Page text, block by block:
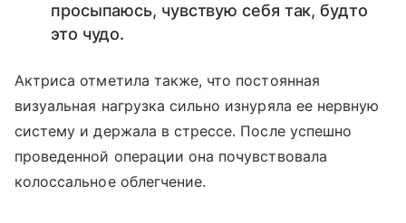
просыпаюсь, чувствую себя так, будто
это чудо.
Актриса отметила также, что постоянная
визуальная нагрузка сильно изнуряла ее нервную
систему и держала в стрессе. После успешно
проведенной операции она почувствовала
колоссальное облегчение.